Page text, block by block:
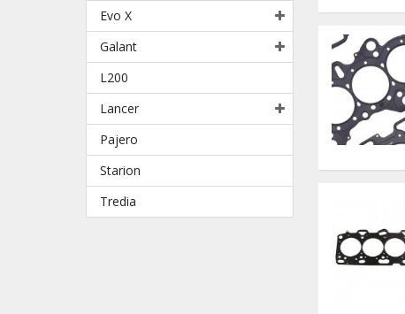
Evo X
Galant
L200
Lancer
Pajero
Starion
Tredia